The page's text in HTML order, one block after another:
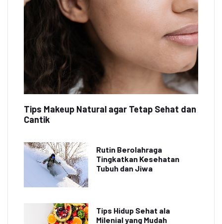
Tips Makeup Natural agar Tetap Sehat dan
Cantik
Rutin Berolahraga
Tingkatkan Kesehatan
Tubuh dan Jiwa
Tips Hidup Sehat ala
Milenial yang Mudah